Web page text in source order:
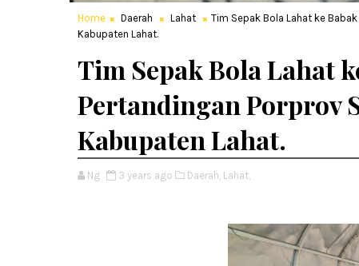
Home Daerah Lahat
Tim Sepak Bola Lahat ke
Kabupaten Lahat.
Tim Sepak Bola Lahat
Pertandingan Porprov
Kabupaten Lahat.
Ng 3 years ago Daerah, Lahat,